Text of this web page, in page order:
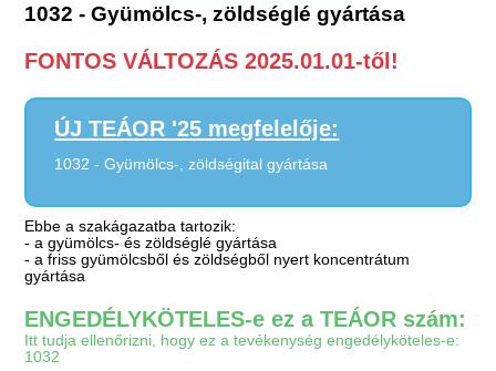
1032 - Gyümölcs-, zöldséglé gyártása
FONTOS VÁLTOZÁS 2025.01.01-től!
ÚJ TEÁOR '25 megfelelője:
1032 - Gyümölcs-, zöldségital gyártása
Ebbe a szakágazatba tartozik:
- a gyümölcs- és zöldséglé gyártása
- a friss gyümölcsből és zöldségből nyert koncentrátum
gyártása
ENGEDÉLYKÖTELES-e ez a TEÁOR szám:
Itt tudja ellenőrizni, hogy ez a tevékenység engedélyköteles-e:
1032